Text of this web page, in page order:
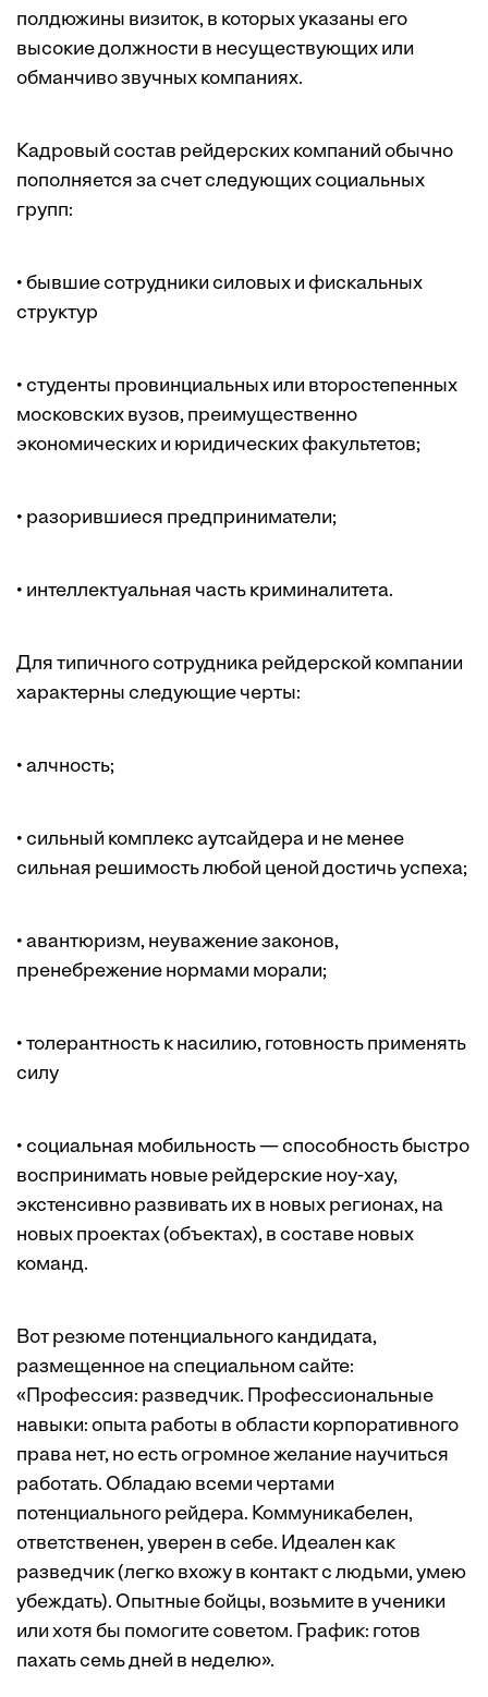
полдюжины визиток, в которых указаны его
высокие должности в несуществующих или
обманчиво звучных компаниях.
Кадровый состав рейдерских компаний обычно
пополняется за счет следующих социальных
групп:
• бывшие сотрудники силовых и фискальных
структур
• студенты провинциальных или второстепенных
московских вузов, преимущественно
экономических и юридических факультетов;
• разорившиеся предприниматели;
• интеллектуальная часть криминалитета.
Для типичного сотрудника рейдерской компании
характерны следующие черты:
• алчность;
• сильный комплекс аутсайдера и не менее
сильная решимость любой ценой достичь успеха;
• авантюризм, неуважение законов,
пренебрежение нормами морали;
• толерантность к насилию, готовность применять
силу
• социальная мобильность — способность быстро
воспринимать новые рейдерские ноу-хау,
экстенсивно развивать их в новых регионах, на
новых проектах (объектах), в составе новых
команд.
Вот резюме потенциального кандидата,
размещенное на специальном сайте:
«Профессия: разведчик. Профессиональные
навыки: опыта работы в области корпоративного
права нет, но есть огромное желание научиться
работать. Обладаю всеми чертами
потенциального рейдера. Коммуникабелен,
ответственен, уверен в себе. Идеален как
разведчик (легко вхожу в контакт с людьми, умею
убеждать). Опытные бойцы, возьмите в ученики
или хотя бы помогите советом. График: готов
пахать семь дней в неделю».